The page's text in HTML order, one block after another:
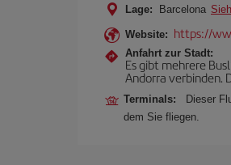
Lage: Barcelona
Website: https://
Anfahrt zur Stadt:
Es gibt mehrere
Andorra verbinden.
Terminals:
Dieser
dem Sie fliegen.